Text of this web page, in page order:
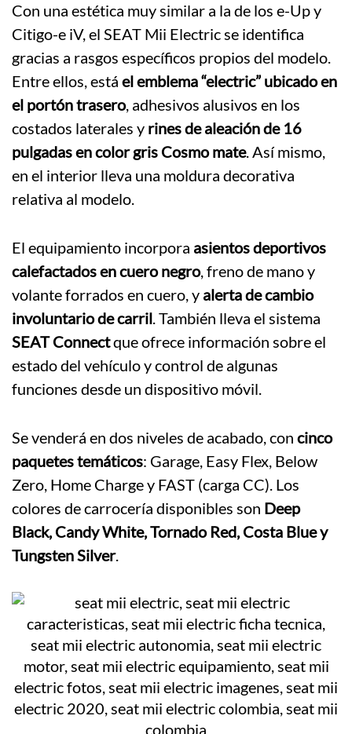
Con una estética muy similar a la de los e-Up y
Citigo-e iV, el SEAT Mii Electric se identifica
gracias a rasgos específicos propios del modelo.
Entre ellos, está el emblema “electric” ubicado en
el portón trasero, adhesivos alusivos en los
costados laterales y rines de aleación de 16
pulgadas en color gris Cosmo mate. Así mismo,
en el interior lleva una moldura decorativa
relativa al modelo.
El equipamiento incorpora asientos deportivos
calefactados en cuero negro, freno de mano y
volante forrados en cuero, y alerta de cambio
involuntario de carril. También lleva el sistema
SEAT Connectque ofrece información sobre el
estado del vehículo y control de algunas
funciones desde un dispositivo móvil.
Se venderá en dos niveles de acabado, con cinco
paquetes temáticos: Garage, Easy Flex, Below
Zero, Home Charge y FAST (carga CC). Los
colores de carrocería disponibles son Deep
Black, Candy White, Tornado Red, Costa Blue y
Tungsten Silver.